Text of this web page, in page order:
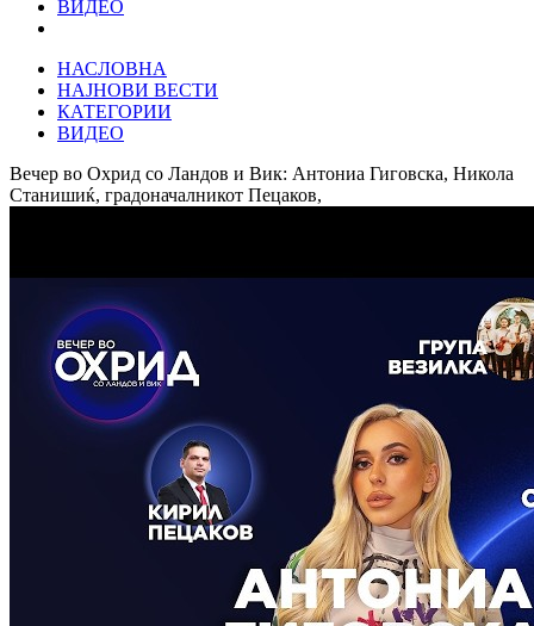
ВИДЕО
НАСЛОВНА
НАЈНОВИ ВЕСТИ
КАТЕГОРИИ
ВИДЕО
Вечер во Охрид со Ландов и Вик: Антониа Гиговска, Никола
Станишиќ, градоначалникот Пецаков,